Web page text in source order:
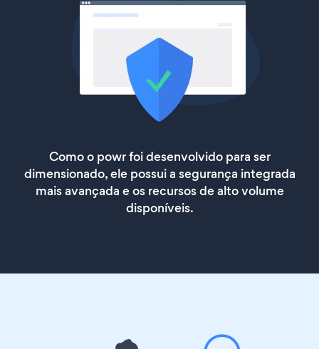
Como o powr foi desenvolvido para ser
dimensionado, ele possui a segurança integrada
mais avançada e os recursos de alto volume
disponíveis.